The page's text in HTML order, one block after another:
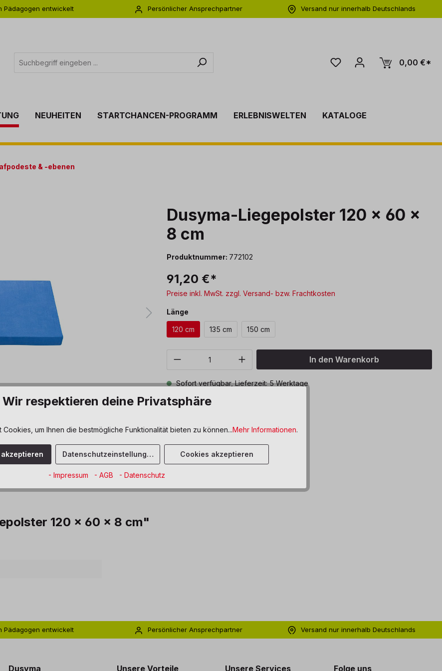
Pädagogen entwickelt
Persönlicher Ansprechpartner
Versand nur innerhalb Deutschlands
0,00 €*
NEUHEITEN STARTCHANCEN-PROGRAMM ERLEBNISWELTEN
KATALOGE
& -ebenen
Dusyma-Liegepolster 120 x 60 x
8 cm
Produktnummer: 772102
91,20 €*
Preise inkl. MwSt. zzgl. Versand- bzw. Frachtkosten
Länge
120 cm 135 cm 150 cm
Produkt Anzahl: Gib den gewünschten Wert
In den Warenkorb
Sofort verfügbar, Lieferzeit: 5 Werktage
Zum Merkzettel hinzufügen
120 x 60 x 8 cm"
Pädagogen entwickelt
Persönlicher Ansprechpartner
Versand nur innerhalb Deutschlands
Dusyma Unsere Vorteile Unsere Services Folge uns
Wir respektieren deine Privatsphäre
um Ihnen die bestmögliche Funktionalität bieten zu können...Mehr Informationen.
Datenschutzeinstellungen Cookies akzeptieren
- Impressum - AGB - Datenschutz